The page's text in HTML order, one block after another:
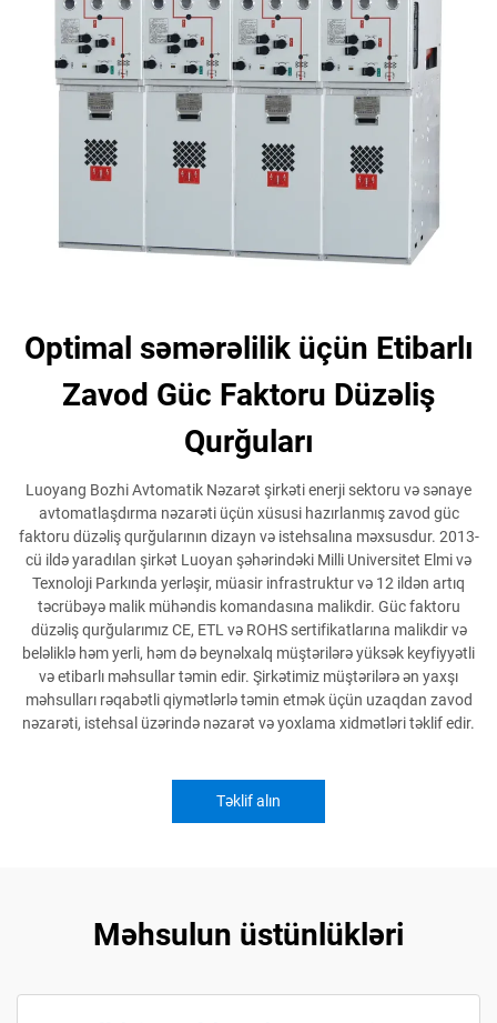
Optimal səmərəlilik üçün Etibarlı
Zavod Güc Faktoru Düzəliş
Qurğuları
Luoyang Bozhi Avtomatik Nəzarət şirkəti enerji sektoru və sənaye
avtomatlaşdırma nəzarəti üçün xüsusi hazırlanmış zavod güc
faktoru düzəliş qurğularının dizayn və istehsalına məxsusdur. 2013-
cü ildə yaradılan şirkət Luoyan şəhərindəki Milli Universitet Elmi və
Texnoloji Parkında yerləşir, müasir infrastruktur və 12 ildən artıq
təcrübəyə malik mühəndis komandasına malikdir. Güc faktoru
düzəliş qurğularımız CE, ETL və ROHS sertifikatlarına malikdir və
beləliklə həm yerli, həm də beynəlxalq müştərilərə yüksək keyfiyyətli
və etibarlı məhsullar təmin edir. Şirkətimiz müştərilərə ən yaxşı
məhsulları rəqabətli qiymətlərlə təmin etmək üçün uzaqdan zavod
nəzarəti, istehsal üzərində nəzarət və yoxlama xidmətləri təklif edir.
Təklif alın
Məhsulun üstünlükləri